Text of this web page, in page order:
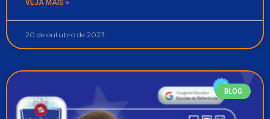
VEJA MAIS »
20 de outubro de 2023
BLOG